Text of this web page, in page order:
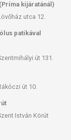
kijáratánál)
utca 12.
patikával
út 131.
út 10.
István Körút